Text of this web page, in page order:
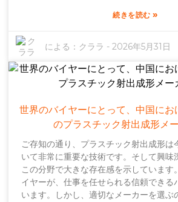
ロジェクトの目標に真に合致した選択を
品質の面で顕著です。これらの企業がど
立ちます。JabilやHusky Injection
ど、専門知識で際立つ有名な企業もあり
は非常に影響力があり、革新的なソリュ
を押し広げています。例えば、医療用プ
直なところ、規模や評判だけではなく、
う必要があります。正確な仕様を満たす
対条件です。とはいえ、完璧な業界など
客サービスやコミュニケーションにおい
るかもしれません。ですから、パートナ
術的なことだけに注目するのではなく、
に入れるようにしましょう。自分にぴっ
るには、バランスの取れた視点が本当に
続きを読む»
による： クララ -2026年5月31日
世界のバイヤーにとって、中国にお
のプラスチック射出成形メ
ご存知の通り、プラスチック射出成形は
いて非常に重要な技術です。そして興味
この分野で大きな存在感を示しています
イヤーが、仕事を任せられる信頼できる
います。しかし、適切なメーカーを選ぶ